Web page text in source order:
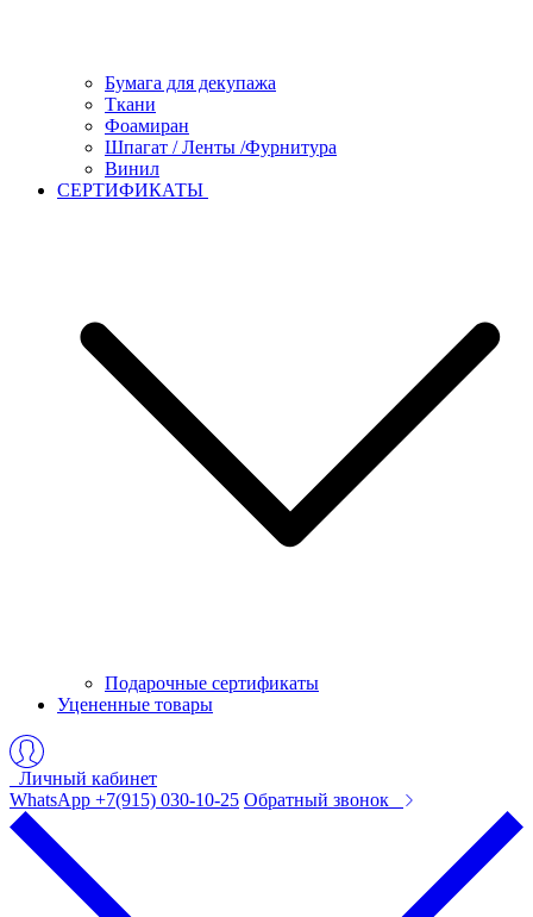
Бумага для декупажа
Ткани
Фоамиран
Шпагат / Ленты /Фурнитура
Винил
СЕРТИФИКАТЫ
Подарочные сертификаты
Уцененные товары
Личный кабинет
WhatsApp +7(915) 030-10-25 Обратный звонок